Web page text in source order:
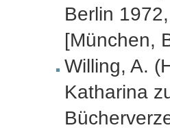
Berlin
[München,
Willing, A.
Katharina